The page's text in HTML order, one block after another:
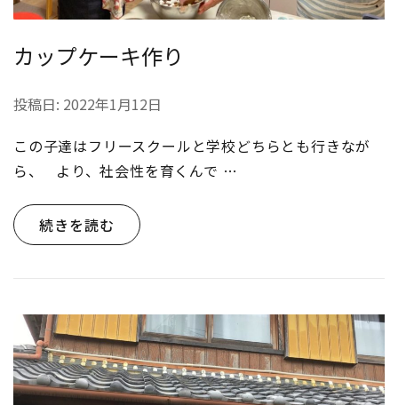
カップケーキ作り
投稿日: 2022年1月12日
この子達はフリースクールと学校どちらとも行きなが
ら、 より、社会性を育くんで …
続きを読む